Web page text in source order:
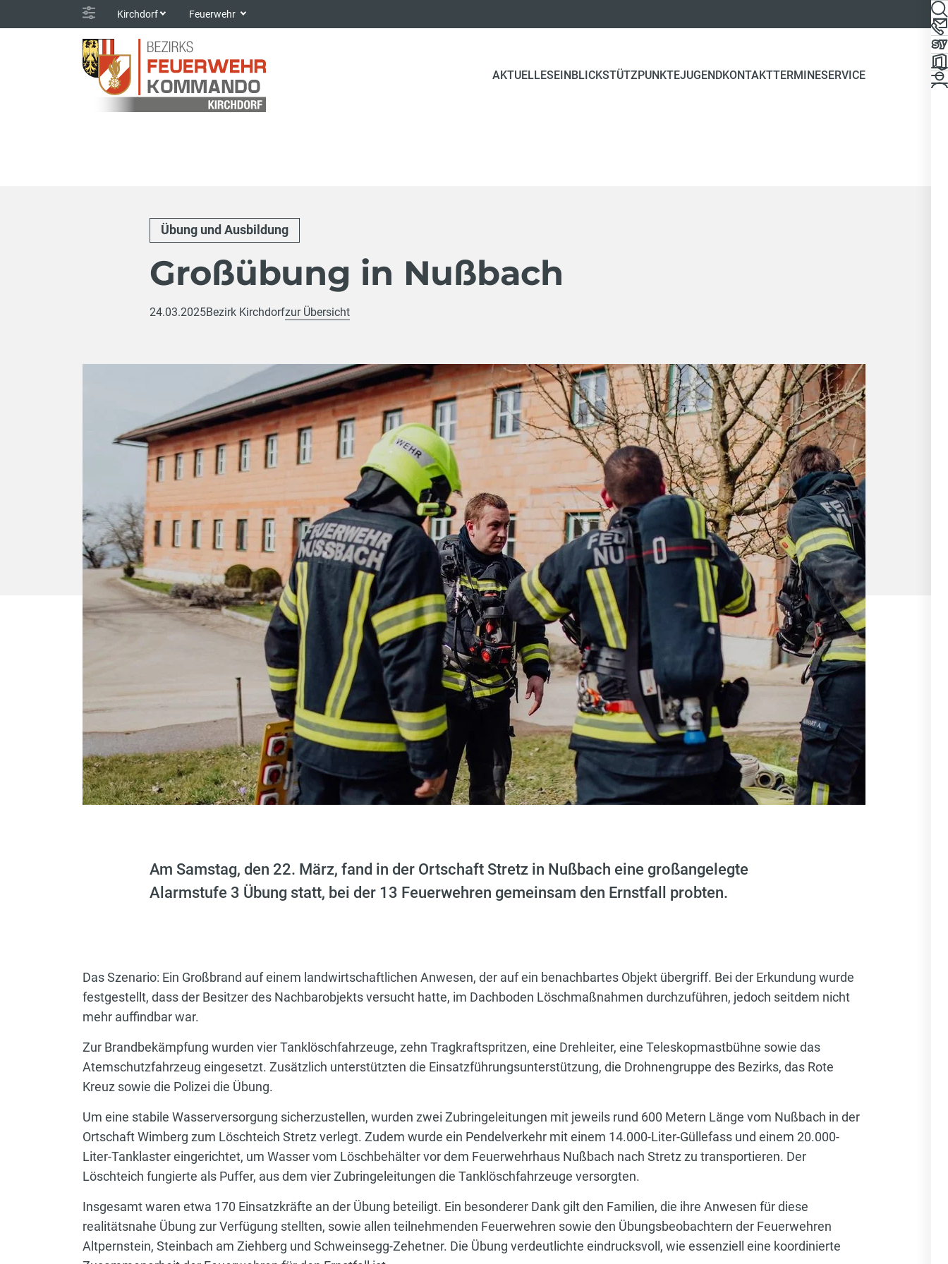
Kirchdorf Feuerwehr
AKTUELLES(CURRENT)
EINBLICKSTÜTZPUNKTEJUGENDKONTAKTTERMINESERVICE
Übung und Ausbildung
Großübung in Nußbach
24.03.2025Bezirk Kirchdorfzur Übersicht
Am Samstag, den 22. März, fand in der Ortschaft Stretz in Nußbach eine großangelegte
Alarmstufe 3 Übung statt, bei der 13 Feuerwehren gemeinsam den Ernstfall probten.
Das Szenario: Ein Großbrand auf einem landwirtschaftlichen Anwesen, der auf ein benachbartes Objekt übergriff. Bei der Erkundung wurde
festgestellt, dass der Besitzer des Nachbarobjekts versucht hatte, im Dachboden Löschmaßnahmen durchzuführen, jedoch seitdem nicht
mehr auffindbar war.
Zur Brandbekämpfung wurden vier Tanklöschfahrzeuge, zehn Tragkraftspritzen, eine Drehleiter, eine Teleskopmastbühne sowie das
Atemschutzfahrzeug eingesetzt. Zusätzlich unterstützten die Einsatzführungsunterstützung, die Drohnengruppe des Bezirks, das Rote
Kreuz sowie die Polizei die Übung.
Um eine stabile Wasserversorgung sicherzustellen, wurden zwei Zubringeleitungen mit jeweils rund 600 Metern Länge vom Nußbach in der
Ortschaft Wimberg zum Löschteich Stretz verlegt. Zudem wurde ein Pendelverkehr mit einem 14.000-Liter-Güllefass und einem 20.000-
Liter-Tanklaster eingerichtet, um Wasser vom Löschbehälter vor dem Feuerwehrhaus Nußbach nach Stretz zu transportieren. Der
Löschteich fungierte als Puffer, aus dem vier Zubringeleitungen die Tanklöschfahrzeuge versorgten.
Insgesamt waren etwa 170 Einsatzkräfte an der Übung beteiligt. Ein besonderer Dank gilt den Familien, die ihre Anwesen für diese
realitätsnahe Übung zur Verfügung stellten, sowie allen teilnehmenden Feuerwehren sowie den Übungsbeobachtern der Feuerwehren
Altpernstein, Steinbach am Ziehberg und Schweinsegg-Zehetner. Die Übung verdeutlichte eindrucksvoll, wie essenziell eine koordinierte